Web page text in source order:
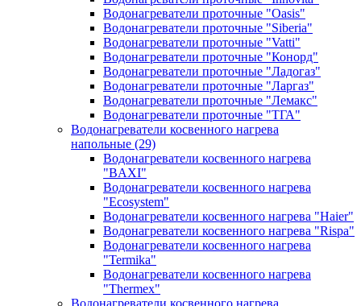
Водонагреватели проточные "Oasis"
Водонагреватели проточные "Siberia"
Водонагреватели проточные "Vatti"
Водонагреватели проточные "Конорд"
Водонагреватели проточные "Ладогаз"
Водонагреватели проточные "Ларгаз"
Водонагреватели проточные "Лемакс"
Водонагреватели проточные "ТГА"
Водонагреватели косвенного нагрева
напольные (29)
Водонагреватели косвенного нагрева
"BAXI"
Водонагреватели косвенного нагрева
"Ecosystem"
Водонагреватели косвенного нагрева "Haier"
Водонагреватели косвенного нагрева "Rispa"
Водонагреватели косвенного нагрева
"Termika"
Водонагреватели косвенного нагрева
"Thermex"
Водонагреватели косвенного нагрева